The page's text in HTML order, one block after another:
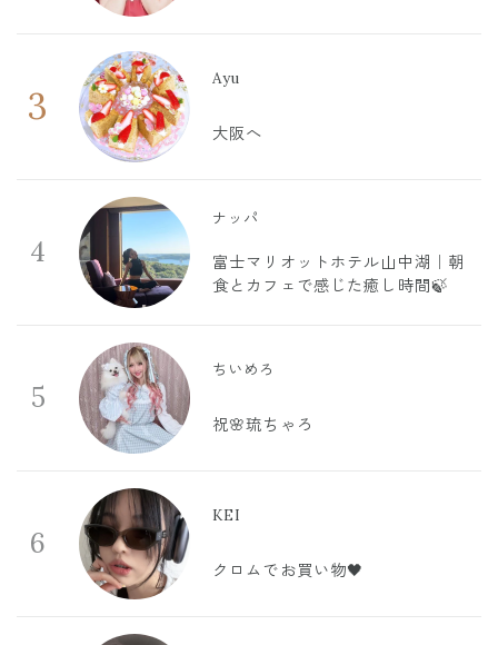
3
Ayu
大阪へ
4
ナッパ
富士マリオットホテル山中湖｜朝
食とカフェで感じた癒し時間🍃
5
ちいめろ
祝🌸琉ちゃろ
6
KEI
クロムでお買い物🖤